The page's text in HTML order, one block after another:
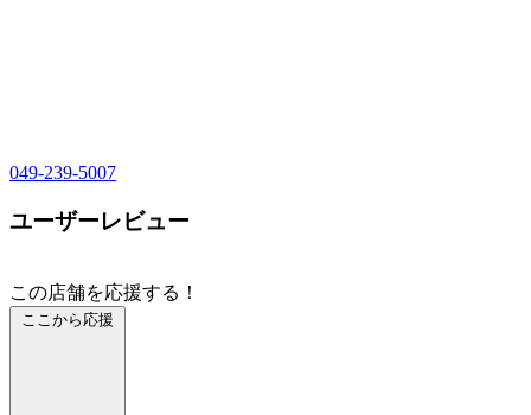
049-239-5007
ユーザーレビュー
この店舗を応援する！
ここから応援